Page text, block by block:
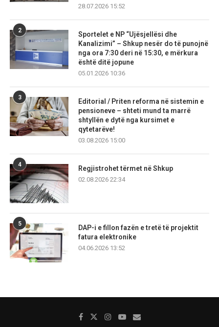
28.07.2026 15:52
2
Sportelet e NP “Ujësjellësi dhe
Kanalizimi” – Shkup nesër do të punojnë
nga ora 7:30 deri në 15:30, e mërkura
është ditë jopune
05.01.2026 10:36
3
Editorial / Priten reforma në sistemin e
pensioneve – shteti mund ta marrë
shtyllën e dytë nga kursimet e
qytetarëve!
03.08.2026 15:00
4
Regjistrohet tërmet në Shkup
02.08.2026 22:34
5
DAP-i e fillon fazën e tretë të projektit
fatura elektronike
04.06.2026 13:52